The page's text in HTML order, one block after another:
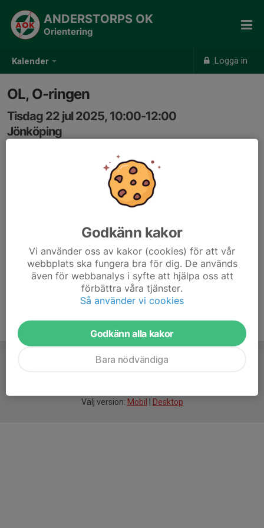
Kalender Logga in
ANDERSTORPS OK
Orientering
OL, O-ringen
Tisdag 22 jul 2025, 10:00-12:00
Jönköping
Välj version: Mobil Desktop
Godkänn kakor
Vi använder oss av kakor (cookies) för att vår
webbplats ska fungera bra för dig. De används
även för webbanalys i syfte att hjälpa oss att
förbättra våra tjänster.
Så använder vi cookies
Godkänn alla kakor
Bara nödvändiga